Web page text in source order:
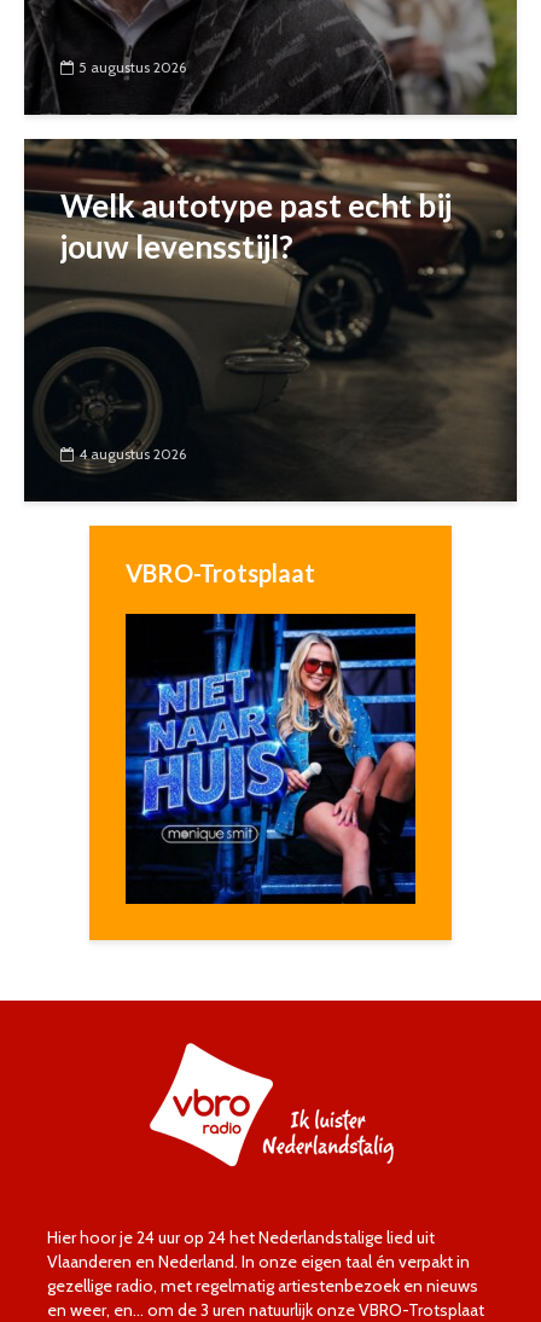
5 augustus 2026
Welk autotype past echt bij
jouw levensstijl?
4 augustus 2026
VBRO-Trotsplaat
Hier hoor je 24 uur op 24 het Nederlandstalige lied uit
Vlaanderen en Nederland. In onze eigen taal én verpakt in
gezellige radio, met regelmatig artiestenbezoek en nieuws
en weer, en… om de 3 uren natuurlijk onze VBRO-Trotsplaat